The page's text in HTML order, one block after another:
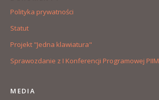
Polityka prywatności
Statut
Projekt "Jedna klawiatura"
Sprawozdanie z I Konferencji Programowej PIIM
MEDIA